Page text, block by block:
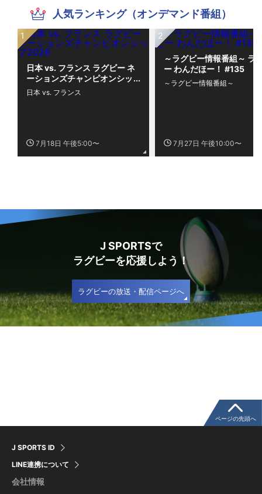
人気ランキング（オンデマンド番組）
日本 vs. フランス ラグビー ネ
ーションズチャンピオンシッ
プ2026
7月18日 午後5:00〜
日本 vs. フランス
～ラグビー情報番組～ ラ
ー わんだほー！ #135
7月27日 午後10:00〜
～ラグビー情報番組～
J SPORTSで
ラグビーを応援しよう！
ラグビーの放送・配信ページへ
J SPORTS ID
LINE連携について
会社情報
ページの先頭へ